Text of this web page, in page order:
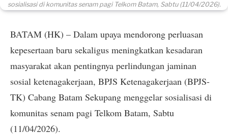
sosialisasi di komunitas senam pagi Telkom Batam, Sabtu (11/04/2026).
BATAM (HK) – Dalam upaya mendorong perluasan
kepesertaan baru sekaligus meningkatkan kesadaran
masyarakat akan pentingnya perlindungan jaminan
sosial ketenagakerjaan, BPJS Ketenagakerjaan (BPJS-
TK) Cabang Batam Sekupang menggelar sosialisasi di
komunitas senam pagi Telkom Batam, Sabtu
(11/04/2026).